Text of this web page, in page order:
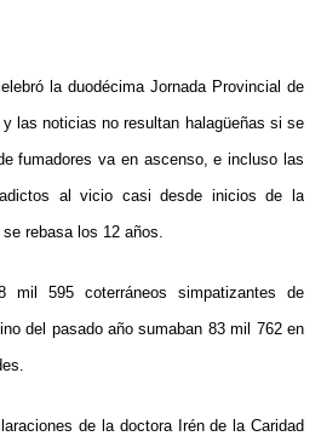
la duodécima Jornada Provincial de
y las noticias no resultan halagüeñas si se
fumadores va en ascenso, e incluso las
al vicio casi desde inicios de la
rebasa los 12 años.
595 coterráneos simpatizantes de
del pasado año sumaban 83 mil 762 en
de la doctora Irén de la Caridad